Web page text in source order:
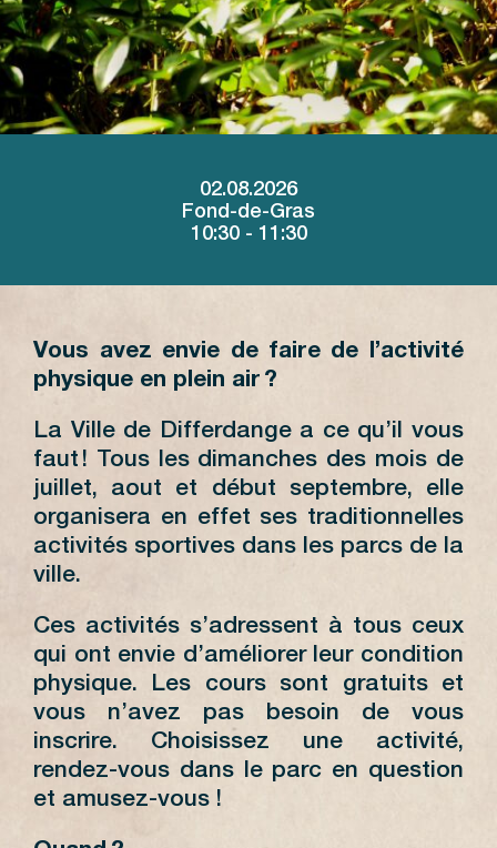
02.08.2026
Fond-de-Gras
10:30 - 11:30
Vous avez envie de faire de l’activité
physique en plein air ?
La Ville de Differdange a ce qu’il vous
faut ! Tous les dimanches des mois de
juillet, aout et début septembre, elle
organisera en effet ses traditionnelles
activités sportives dans les parcs de la
ville.
Ces activités s’adressent à tous ceux
qui ont envie d’améliorer leur condition
physique. Les cours sont gratuits et
vous n’avez pas besoin de vous
inscrire. Choisissez une activité,
rendez-vous dans le parc en question
et amusez-vous !